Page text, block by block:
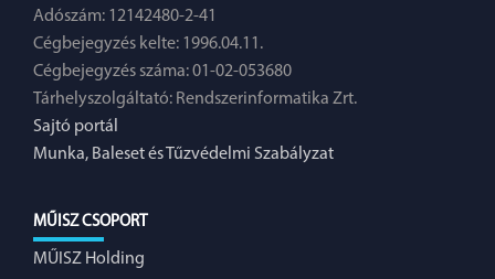
Adószám: 12142480-2-41
Cégbejegyzés kelte: 1996.04.11.
Cégbejegyzés száma: 01-02-053680
Tárhelyszolgáltató: Rendszerinformatika Zrt.
Sajtó portál
Munka, Baleset és Tűzvédelmi Szabályzat
MŰISZ CSOPORT
MŰISZ Holding